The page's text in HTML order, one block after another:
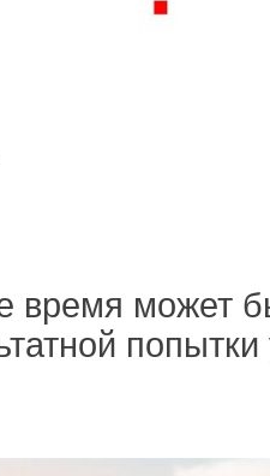
время может